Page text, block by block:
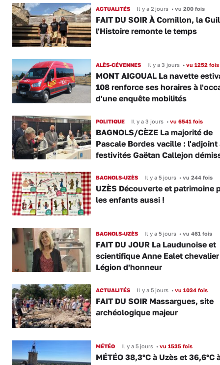
ACTUALITÉS Il y a 2 jours •vu 200 fois
FAIT DU SOIR À Cornillon, la
l'Histoire remonte le temps
ALÈS-CÉVENNES Il y a 3 jours •vu 1252 fois
MONT AIGOUAL La navette
108 renforce ses horaires à
d'une enquête mobilités
POLITIQUE Il y a 3 jours •vu 6541 fois
BAGNOLS/CÈZE La majorité de
Pascale Bordes vacille : l'adjoint
festivités Gaëtan Callejon
BAGNOLS-UZÈS Il y a 5 jours •vu 244 fois
UZÈS Découverte et patrimoine
les enfants aussi !
BAGNOLS-UZÈS Il y a 5 jours •vu 461 fois
FAIT DU JOUR La Laudunoise et
scientifique Anne Ealet
Légion d'honneur
ACTUALITÉS Il y a 5 jours •vu 1034 fois
FAIT DU SOIR Massargues, site
archéologique majeur
MÉTÉO Il y a 5 jours •vu 1535 fois
MÉTÉO 38,3°C à Uzès et 36,6°C